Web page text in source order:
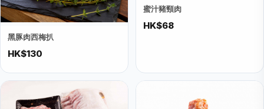
黑豚肉西梅扒
HK$130
蜜汁豬頸肉
HK$68